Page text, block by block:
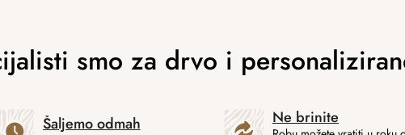
Šaljemo odmah Ne brinite